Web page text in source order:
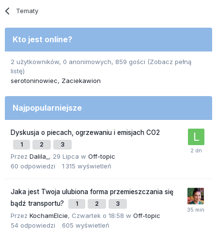
Tematy
Kto jest online?
2 użytkowników, 0 anonimowych, 859 gości (Zobacz pełną
listę)
serotoninowiec
Zaciekawion
Najpopularniejsze
Dyskusja o piecach, ogrzewaniu i emisjach CO2
1 2 3
Przez Dalila_ , 29 Lipca w Off-topic
60 odpowiedzi 1 315 wyświetleń
Jaka jest Twoja ulubiona forma przemieszczania się
bądź transportu?
1 2 3
Przez KochamElcie, Czwartek o 18:58 w Off-topic
54 odpowiedzi 605 wyświetleń